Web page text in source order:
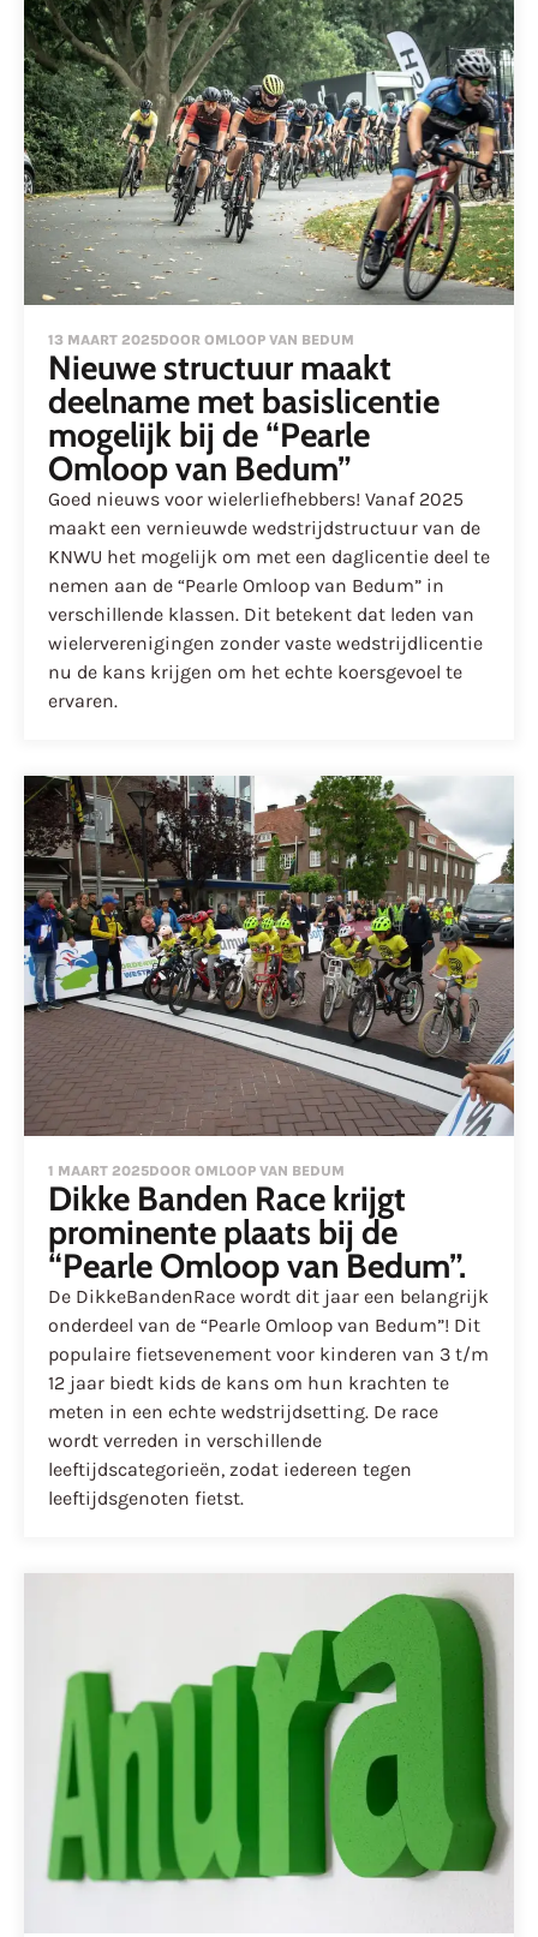
13 MAART 2025DOOR OMLOOP VAN BEDUM
Nieuwe structuur maakt
deelname met basislicentie
mogelijk bij de “Pearle
Omloop van Bedum”
Goed nieuws voor wielerliefhebbers! Vanaf 2025
maakt een vernieuwde wedstrijdstructuur van de
KNWU het mogelijk om met een daglicentie deel te
nemen aan de “Pearle Omloop van Bedum” in
verschillende klassen. Dit betekent dat leden van
wielerverenigingen zonder vaste wedstrijdlicentie
nu de kans krijgen om het echte koersgevoel te
ervaren.
1 MAART 2025DOOR OMLOOP VAN BEDUM
Dikke Banden Race krijgt
prominente plaats bij de
“Pearle Omloop van Bedum”.
De DikkeBandenRace wordt dit jaar een belangrijk
onderdeel van de “Pearle Omloop van Bedum”! Dit
populaire fietsevenement voor kinderen van 3 t/m
12 jaar biedt kids de kans om hun krachten te
meten in een echte wedstrijdsetting. De race
wordt verreden in verschillende
leeftijdscategorieën, zodat iedereen tegen
leeftijdsgenoten fietst.